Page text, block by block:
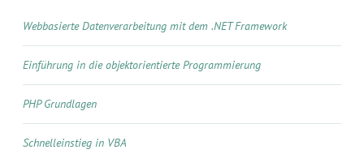
Webbasierte Datenverarbeitung mit dem .NET Framework
Einführung in die objektorientierte Programmierung
PHP Grundlagen
Schnelleinstieg in VBA